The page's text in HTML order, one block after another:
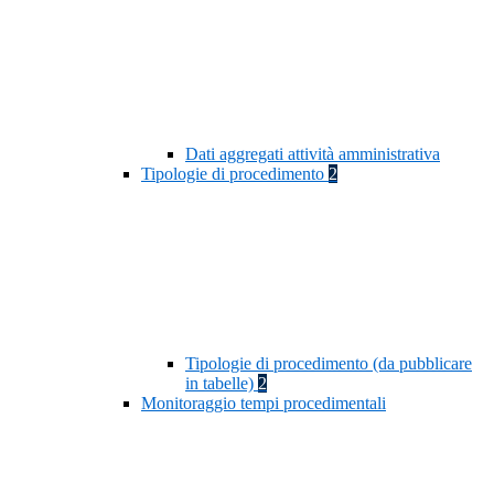
Dati aggregati attività amministrativa
Tipologie di procedimento 2
Tipologie di procedimento (da pubblicare
in tabelle) 2
Monitoraggio tempi procedimentali